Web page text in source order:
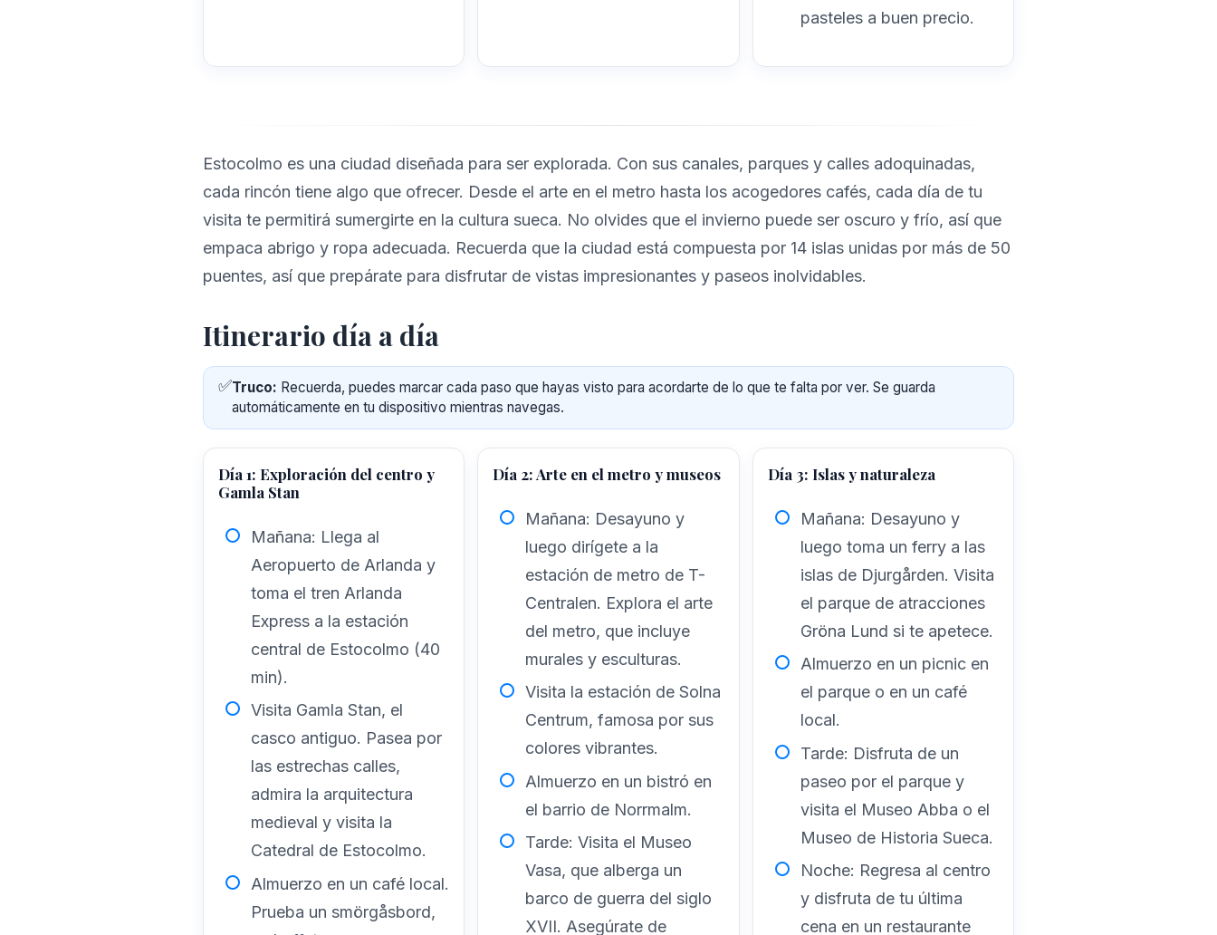
pasteles a buen precio.
Estocolmo es una ciudad diseñada para ser explorada. Con sus canales, parques y calles adoquinadas,
cada rincón tiene algo que ofrecer. Desde el arte en el metro hasta los acogedores cafés, cada día de tu
visita te permitirá sumergirte en la cultura sueca. No olvides que el invierno puede ser oscuro y frío, así que
empaca abrigo y ropa adecuada. Recuerda que la ciudad está compuesta por 14 islas unidas por más de 50
puentes, así que prepárate para disfrutar de vistas impresionantes y paseos inolvidables.
Itinerario día a día
✅Truco: Recuerda, puedes marcar cada paso que hayas visto para acordarte de lo que te falta por ver. Se guarda
automáticamente en tu dispositivo mientras navegas.
Día 1: Exploración del centro y
Gamla Stan
Mañana: Llega al
Aeropuerto de Arlanda y
toma el tren Arlanda
Express a la estación
central de Estocolmo (40
min).
Visita Gamla Stan, el
casco antiguo. Pasea por
las estrechas calles,
admira la arquitectura
medieval y visita la
Catedral de Estocolmo.
Almuerzo en un café local.
Prueba un smörgåsbord,
Día 2: Arte en el metro y museos
Mañana: Desayuno y
luego dirígete a la
estación de metro de T-
Centralen. Explora el arte
del metro, que incluye
murales y esculturas.
Visita la estación de Solna
Centrum, famosa por sus
colores vibrantes.
Almuerzo en un bistró en
el barrio de Norrmalm.
Tarde: Visita el Museo
Vasa, que alberga un
barco de guerra del siglo
XVII. Asegúrate de
Día 3: Islas y naturaleza
Mañana: Desayuno y
luego toma un ferry a las
islas de Djurgården. Visita
el parque de atracciones
Gröna Lund si te apetece.
Almuerzo en un picnic en
el parque o en un café
local.
Tarde: Disfruta de un
paseo por el parque y
visita el Museo Abba o el
Museo de Historia Sueca.
Noche: Regresa al centro
y disfruta de tu última
cena en un restaurante